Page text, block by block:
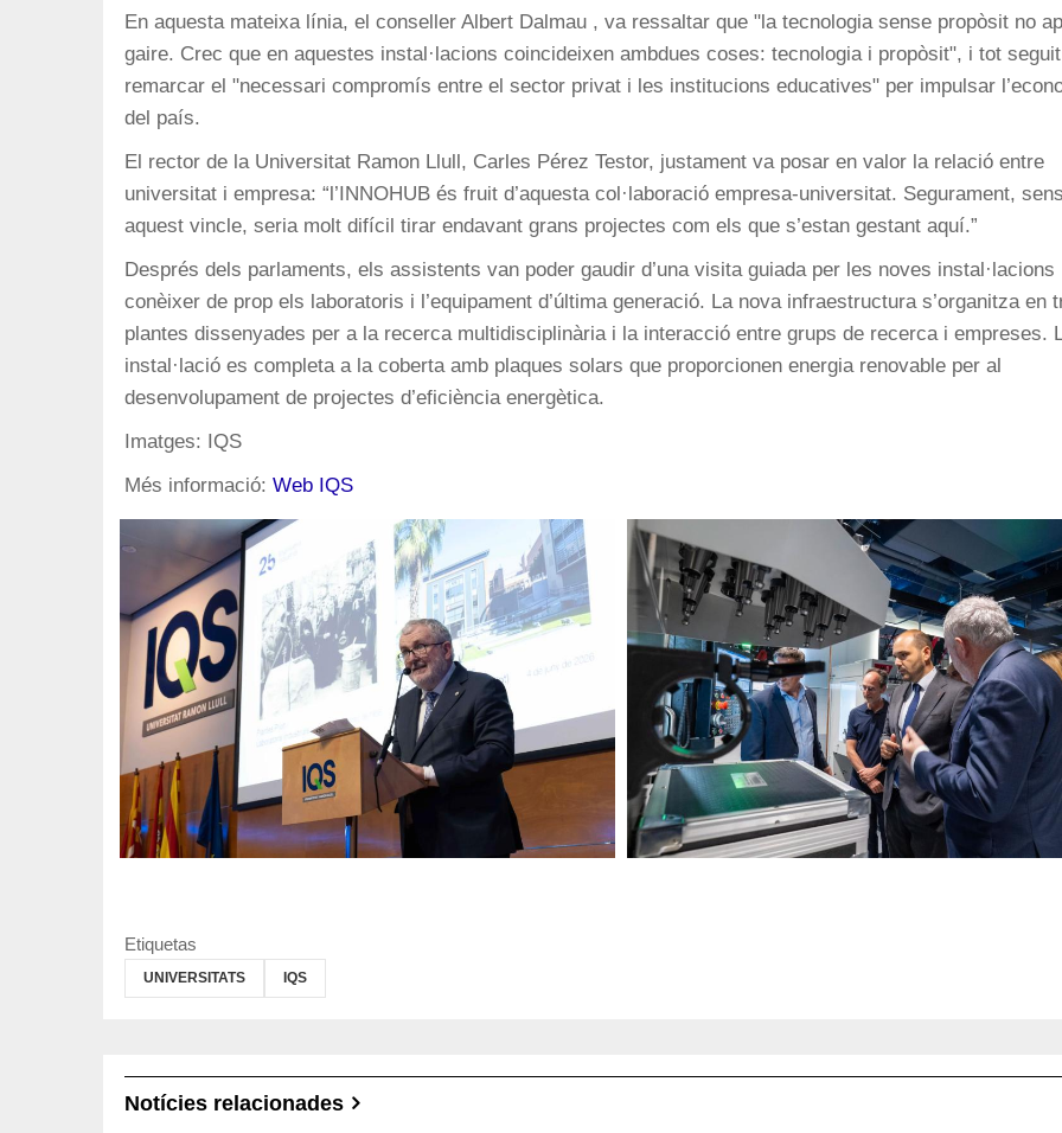
En aquesta mateixa línia, el conseller Albert Dalmau , va ressaltar que "la tecnologia sense propòsit no
gaire. Crec que en aquestes instal·lacions coincideixen ambdues coses: tecnologia i propòsit", i tot
remarcar el "necessari compromís entre el sector privat i les institucions educatives" per impulsar
del país.
El rector de la Universitat Ramon Llull, Carles Pérez Testor, justament va posar en valor la relació entre
universitat i empresa: “l’INNOHUB és fruit d’aquesta col·laboració empresa-universitat. Segurament,
aquest vincle, seria molt difícil tirar endavant grans projectes com els que s’estan gestant aquí.”
Després dels parlaments, els assistents van poder gaudir d’una visita guiada per les noves instal·lacions
conèixer de prop els laboratoris i l’equipament d’última generació. La nova infraestructura s’organitza en
plantes dissenyades per a la recerca multidisciplinària i la interacció entre grups de recerca i empreses.
instal·lació es completa a la coberta amb plaques solars que proporcionen energia renovable per al
desenvolupament de projectes d’eficiència energètica.
Imatges: IQS
Més informació: Web IQS
Etiquetas
UNIVERSITATS IQS
Notícies relacionades